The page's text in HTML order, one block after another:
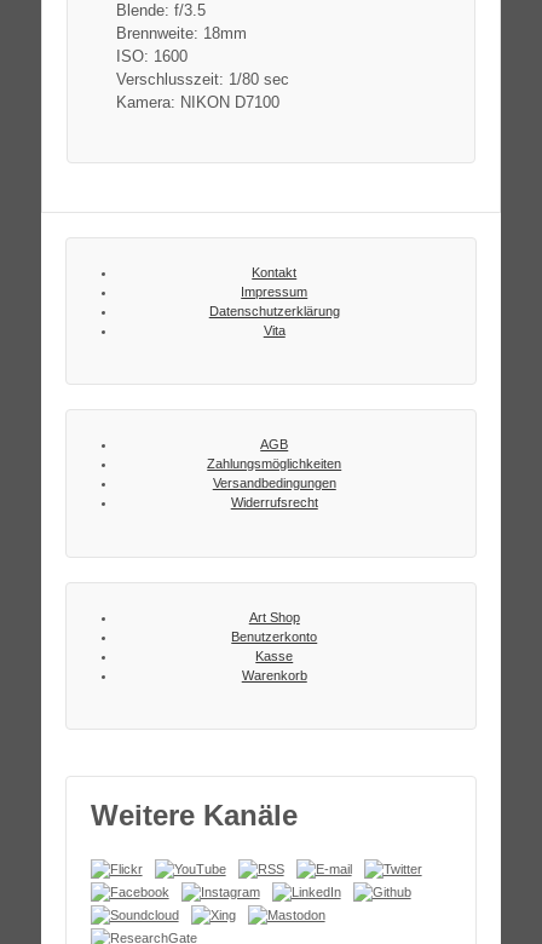
Blende: f/3.5
Brennweite: 18mm
ISO: 1600
Verschlusszeit: 1/80 sec
Kamera: NIKON D7100
Kontakt
Impressum
Datenschutzerklärung
Vita
AGB
Zahlungsmöglichkeiten
Versandbedingungen
Widerrufsrecht
Art Shop
Benutzerkonto
Kasse
Warenkorb
Weitere Kanäle